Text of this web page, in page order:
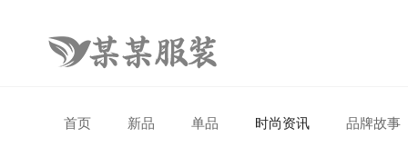
首页 新品 单品 时尚资讯 品牌故事